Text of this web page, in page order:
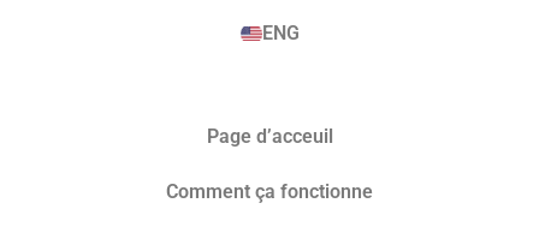
ENG
Page d’acceuil
Comment ça fonctionne